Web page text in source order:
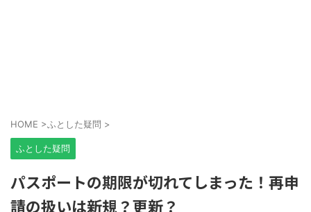
HOME >ふとした疑問 >
ふとした疑問
パスポートの期限が切れてしまった！再申
請の扱いは新規？更新？